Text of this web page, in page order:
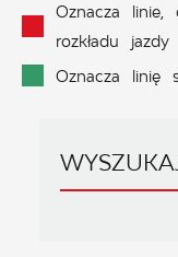
Oznacza linie,
rozkładu jazdy
Oznacza linię